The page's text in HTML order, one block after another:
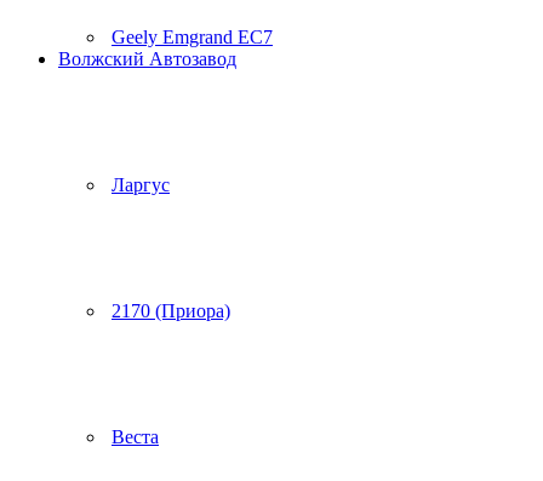
Geely Emgrand EC7
Волжский Автозавод
Ларгус
2170 (Приора)
Веста